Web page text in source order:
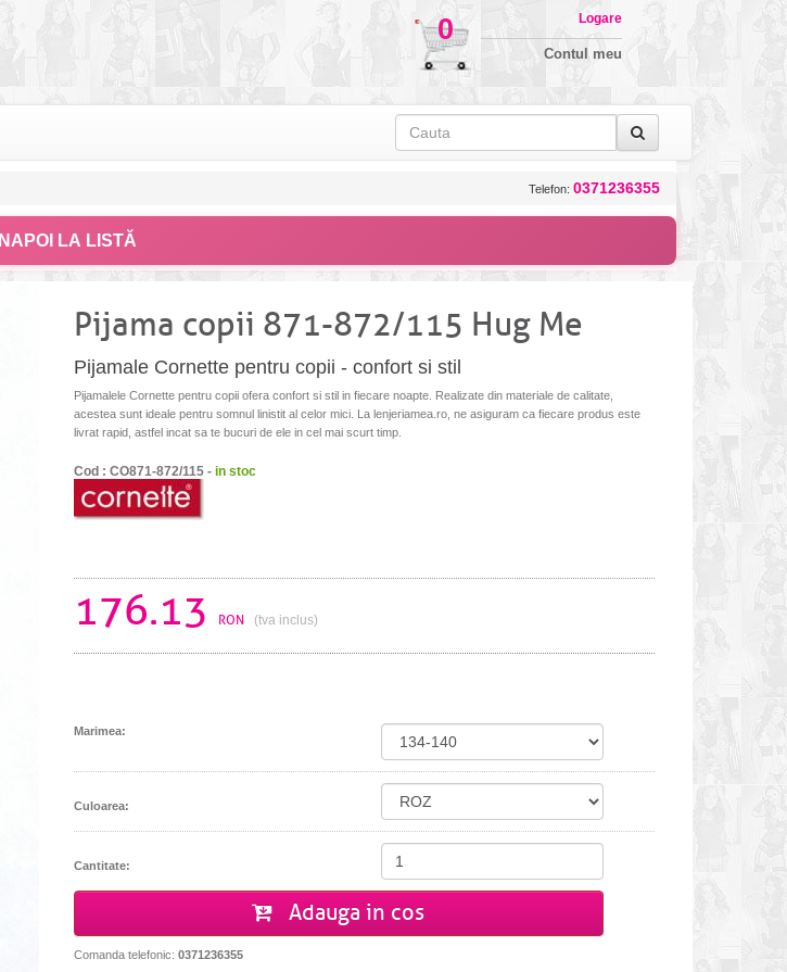
0 Logare
Contul meu
Telefon: 0371236355
ÎNAPOI LA LISTĂ
Pijama copii 871-872/115 Hug Me
Pijamale Cornette pentru copii - confort si stil
Pijamalele Cornette pentru copii ofera confort si stil in fiecare noapte. Realizate din materiale de calitate,
acestea sunt ideale pentru somnul linistit al celor mici. La lenjeriamea.ro, ne asiguram ca fiecare produs este
livrat rapid, astfel incat sa te bucuri de ele in cel mai scurt timp.
Cod : CO871-872/115 - in stoc
176.13 RON (tva inclus)
Marimea:
Culoarea:
Cantitate:
Adauga in cos
Comanda telefonic: 0371236355